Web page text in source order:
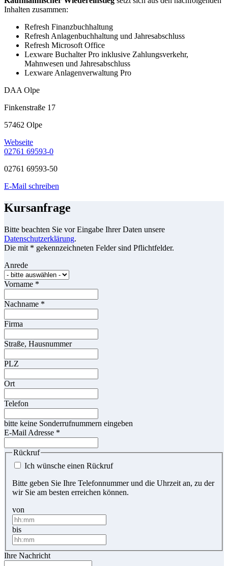
Inhalten zusammen:
Refresh Finanzbuchhaltung
Refresh Anlagenbuchhaltung und Jahresabschluss
Refresh Microsoft Office
Lexware Buchalter Pro inklusive Zahlungsverkehr,
Mahnwesen und Jahresabschluss
Lexware Anlagenverwaltung Pro
DAA Olpe
Finkenstraße 17
57462 Olpe
Webseite
02761 69593-0
02761 69593-50
E-Mail schreiben
Kursanfrage
Bitte beachten Sie vor Eingabe Ihrer Daten unsere
Datenschutzerklärung.
Die mit * gekennzeichneten Felder sind Pflichtfelder.
Anrede
Vorname *
Nachname *
Firma
Straße, Hausnummer
PLZ
Ort
Telefon
bitte keine Sonderrufnummern eingeben
E-Mail Adresse *
Rückruf
Ich wünsche einen Rückruf
Bitte geben Sie Ihre Telefonnummer und die Uhrzeit an, zu der
wir Sie am besten erreichen können.
von
bis
Ihre Nachricht